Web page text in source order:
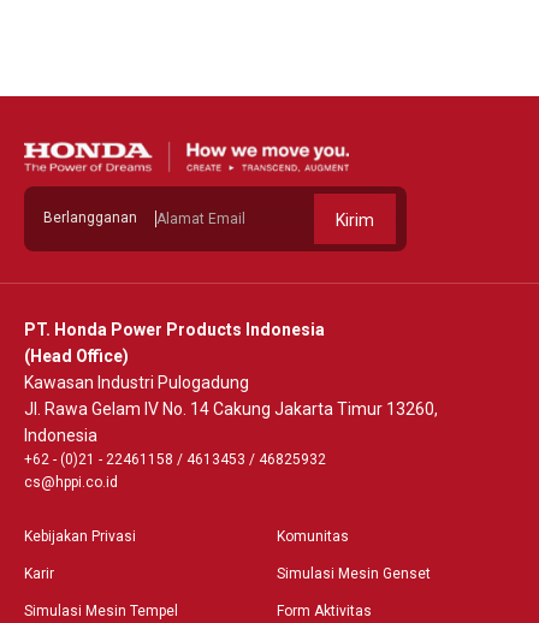
Berlangganan Kirim
PT. Honda Power Products Indonesia
(Head Office)
Kawasan Industri Pulogadung
Jl. Rawa Gelam IV No. 14 Cakung Jakarta Timur 13260,
Indonesia
+62 - (0)21 - 22461158 / 4613453 / 46825932
cs@hppi.co.id
Kebijakan Privasi Komunitas
Karir Simulasi Mesin Genset
Simulasi Mesin Tempel Form Aktivitas